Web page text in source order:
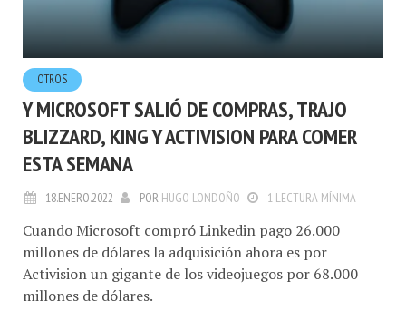
OTROS
Y MICROSOFT SALIÓ DE COMPRAS, TRAJO
BLIZZARD, KING Y ACTIVISION PARA COMER
ESTA SEMANA
18.ENERO.2022 POR HUGO LONDOÑO 1 LECTURA MÍNIMA
Cuando Microsoft compró Linkedin pago 26.000
millones de dólares la adquisición ahora es por
Activision un gigante de los videojuegos por 68.000
millones de dólares.